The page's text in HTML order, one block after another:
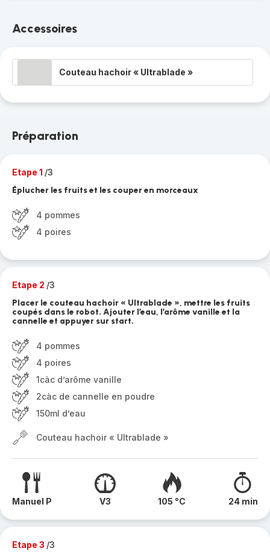
Accessoires
Couteau hachoir « Ultrablade »
Préparation
Etape 1 /3
Éplucher les fruits et les couper en morceaux
4 pommes
4 poires
Etape 2 /3
Placer le couteau hachoir « Ultrablade », mettre les fruits
coupés dans le robot. Ajouter l’eau, l’arôme vanille et la
cannelle et appuyer sur start.
4 pommes
4 poires
1càc d’arôme vanille
2càc de cannelle en poudre
150ml d’eau
Couteau hachoir « Ultrablade »
Manuel P V3 105 °C 24 min
Etape 3 /3